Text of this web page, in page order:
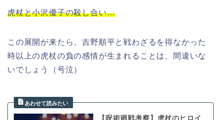
虎杖と小沢優子の殺し合い…
この展開が来たら、吉野順平と戦わざるを得なかった
時以上の虎杖の負の感情が生まれることは、間違いな
いでしょう（号泣）
【呪術廻戦考察】虎杖のヒロイ